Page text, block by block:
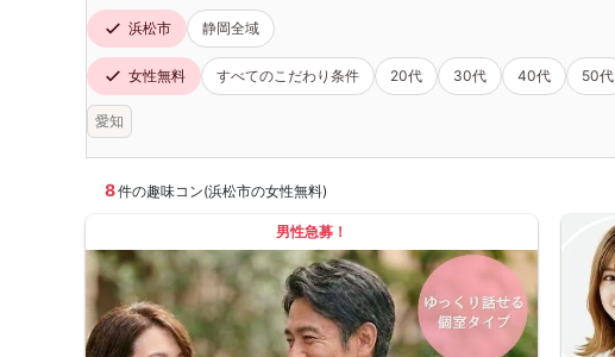
浜松市 静岡全域
女性無料 すべてのこだわり条件 20代 30代 40代 50代
愛知
8件の趣味コン(浜松市の女性無料)
男性急募！